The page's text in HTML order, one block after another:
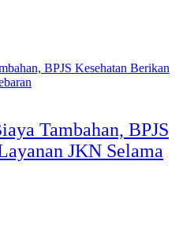
Tambahan, BPJS
JKN Selama